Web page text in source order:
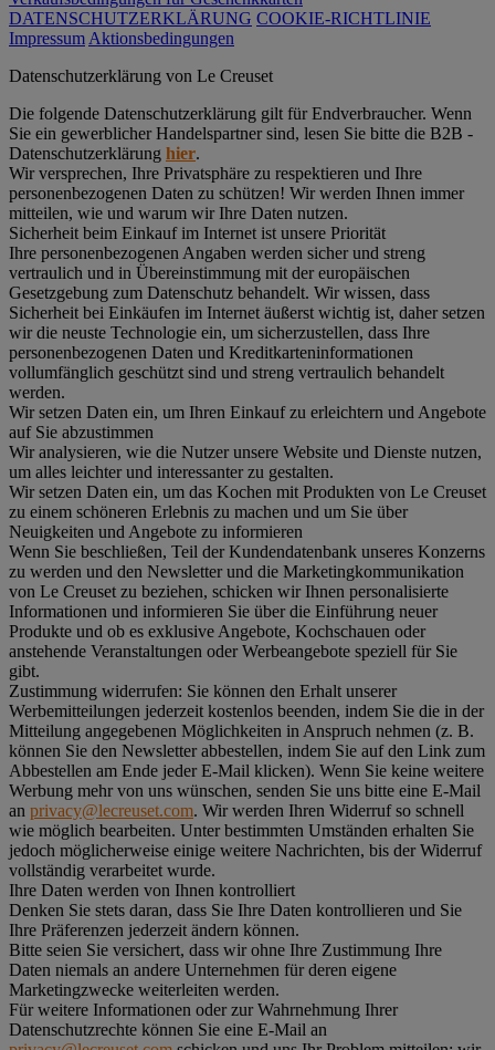
DATENSCHUTZERKLÄRUNG COOKIE-RICHTLINIE
Impressum Aktionsbedingungen
Datenschutz­erklärung von Le Creuset
Die folgende Datenschutzerklärung gilt für Endverbraucher. Wenn
Sie ein gewerblicher Handelspartner sind, lesen Sie bitte die B2B -
Datenschutzerklärung hier.
Wir versprechen, Ihre Privatsphäre zu respektieren und Ihre
personenbezogenen Daten zu schützen! Wir werden Ihnen immer
mitteilen, wie und warum wir Ihre Daten nutzen.
Sicherheit beim Einkauf im Internet ist unsere Priorität
Ihre personenbezogenen Angaben werden sicher und streng
vertraulich und in Übereinstimmung mit der europäischen
Gesetzgebung zum Datenschutz behandelt. Wir wissen, dass
Sicherheit bei Einkäufen im Internet äußerst wichtig ist, daher setzen
wir die neuste Technologie ein, um sicherzustellen, dass Ihre
personenbezogenen Daten und Kreditkarteninformationen
vollumfänglich geschützt sind und streng vertraulich behandelt
werden.
Wir setzen Daten ein, um Ihren Einkauf zu erleichtern und Angebote
auf Sie abzustimmen
Wir analysieren, wie die Nutzer unsere Website und Dienste nutzen,
um alles leichter und interessanter zu gestalten.
Wir setzen Daten ein, um das Kochen mit Produkten von Le Creuset
zu einem schöneren Erlebnis zu machen und um Sie über
Neuigkeiten und Angebote zu informieren
Wenn Sie beschließen, Teil der Kundendatenbank unseres Konzerns
zu werden und den Newsletter und die Marketingkommunikation
von Le Creuset zu beziehen, schicken wir Ihnen personalisierte
Informationen und informieren Sie über die Einführung neuer
Produkte und ob es exklusive Angebote, Kochschauen oder
anstehende Veranstaltungen oder Werbeangebote speziell für Sie
gibt.
Zustimmung widerrufen: Sie können den Erhalt unserer
Werbemitteilungen jederzeit kostenlos beenden, indem Sie die in der
Mitteilung angegebenen Möglichkeiten in Anspruch nehmen (z. B.
können Sie den Newsletter abbestellen, indem Sie auf den Link zum
Abbestellen am Ende jeder E-Mail klicken). Wenn Sie keine weitere
Werbung mehr von uns wünschen, senden Sie uns bitte eine E-Mail
an privacy@lecreuset.com. Wir werden Ihren Widerruf so schnell
wie möglich bearbeiten. Unter bestimmten Umständen erhalten Sie
jedoch möglicherweise einige weitere Nachrichten, bis der Widerruf
vollständig verarbeitet wurde.
Ihre Daten werden von Ihnen kontrolliert
Denken Sie stets daran, dass Sie Ihre Daten kontrollieren und Sie
Ihre Präferenzen jederzeit ändern können.
Bitte seien Sie versichert, dass wir ohne Ihre Zustimmung Ihre
Daten niemals an andere Unternehmen für deren eigene
Marketingzwecke weiterleiten werden.
Für weitere Informationen oder zur Wahrnehmung Ihrer
Datenschutzrechte können Sie eine E-Mail an